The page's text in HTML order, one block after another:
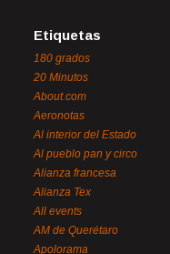
Etiquetas
180 grados
20 Minutos
About.com
Aeronotas
Al interior del Estado
Al pueblo pan y circo
Alianza francesa
Alianza Tex
All events
AM de Querétaro
Apolorama